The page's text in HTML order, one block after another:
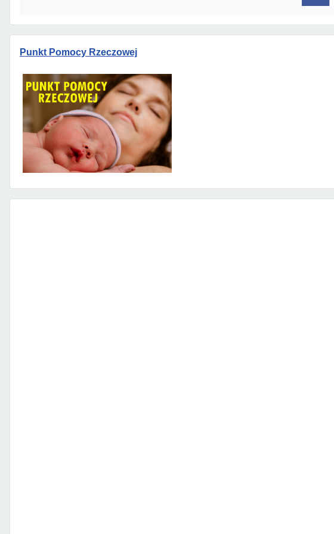
Punkt Pomocy Rzeczowej